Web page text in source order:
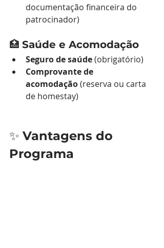
documentação financeira do
patrocinador)
🏥 Saúde e Acomodação
Seguro de saúde (obrigatório)
Comprovante de
acomodação (reserva ou carta
de homestay)
✨ Vantagens do
Programa